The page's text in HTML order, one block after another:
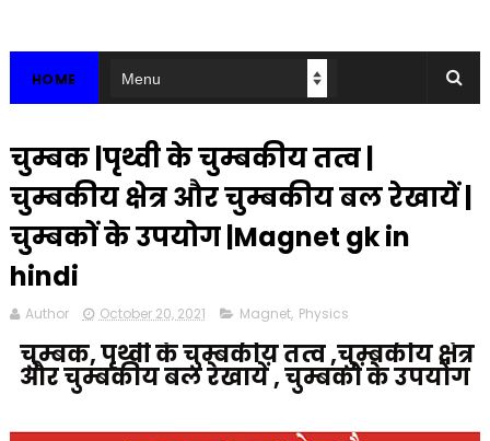
HOME
चुम्बक |पृथ्वी के चुम्बकीय तत्व |
चुम्बकीय क्षेत्र और चुम्बकीय बल रेखायें |
चुम्बकों के उपयोग |Magnet gk in
hindi
Author October 20, 2021 Magnet, Physics
चुम्बक, पृथ्वी के चुम्बकीय तत्व ,चुम्बकीय क्षेत्र
और चुम्बकीय बल रेखायें , चुम्बकों के उपयोग